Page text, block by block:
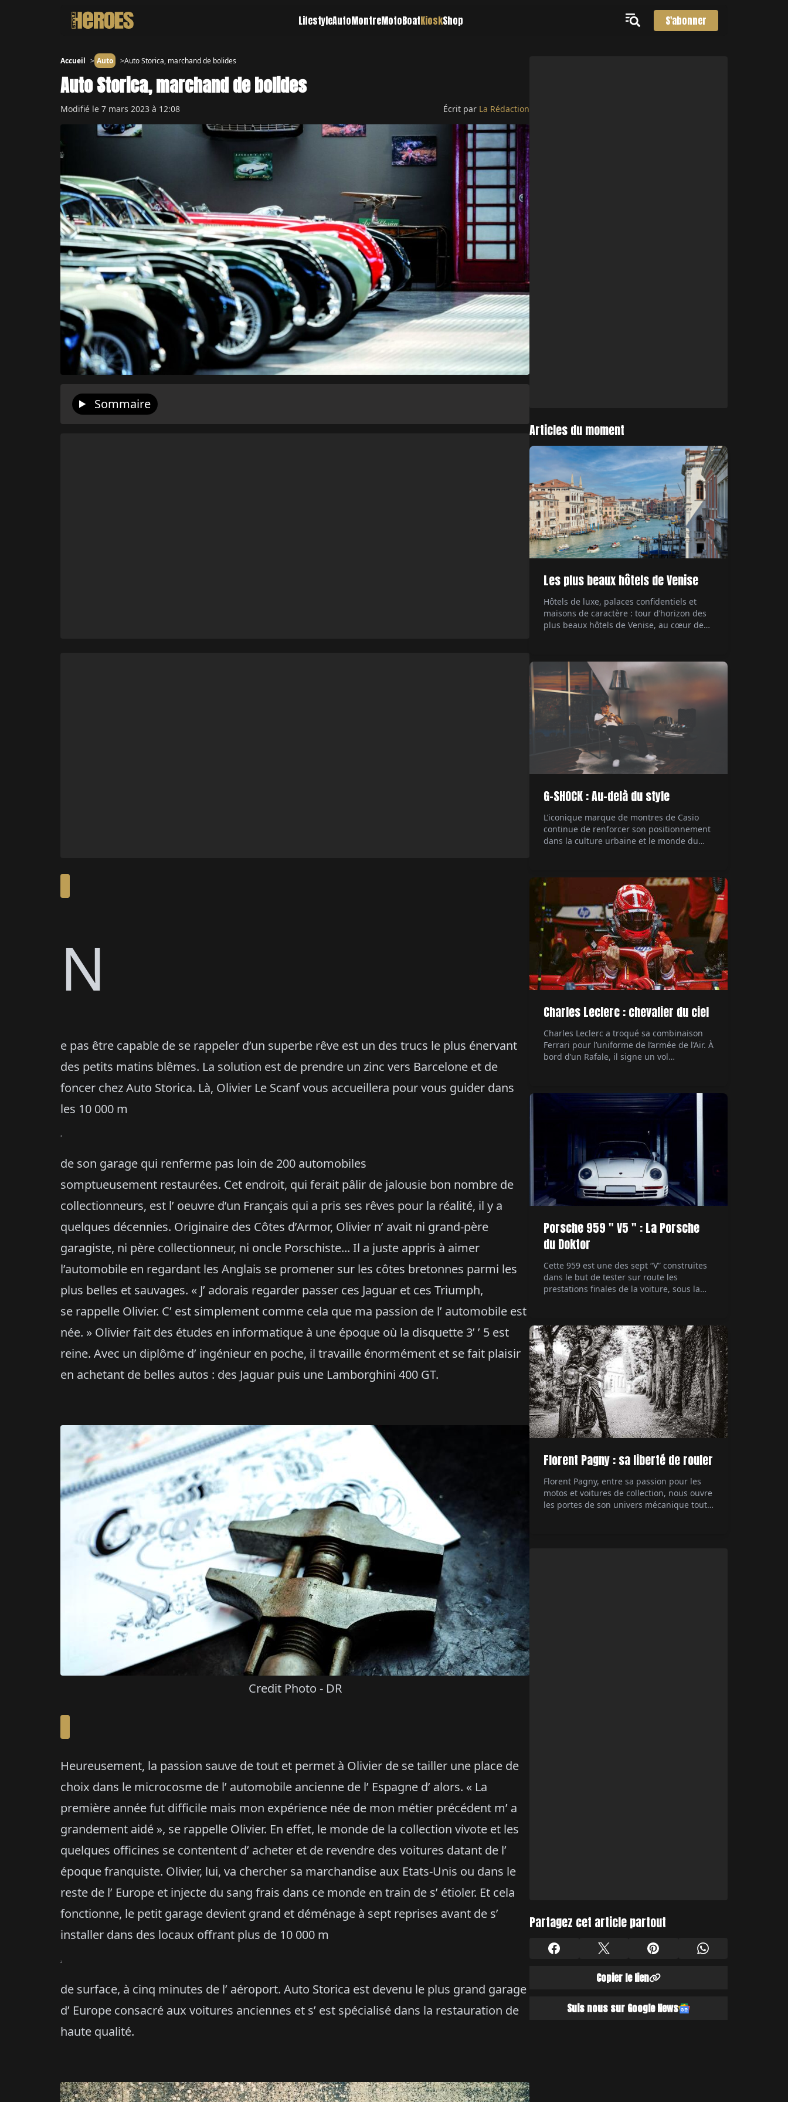
LifestyleAutoMontreMotoBoatKioskShop S'abonner
Accueil Auto Auto Storica, marchand de bolides
Auto Storica, marchand de bolides
Modifié le 7 mars 2023 à 12:08 Écrit par La Rédaction
Sommaire
N
e pas être capable de se rappeler d’un superbe rêve est un des trucs le plus énervant
des petits matins blêmes. La solution est de prendre un zinc vers Barcelone et de
foncer chez Auto Storica. Là, Olivier Le Scanf vous accueillera pour vous guider dans
les 10 000 m
2
de son garage qui renferme pas loin de 200 automobiles
somptueusement restaurées. Cet endroit, qui ferait pâlir de jalousie bon nombre de
collectionneurs, est l’ oeuvre d’un Français qui a pris ses rêves pour la réalité, il y a
quelques décennies. Originaire des Côtes d’Armor, Olivier n’ avait ni grand-père
garagiste, ni père collectionneur, ni oncle Porschiste... Il a juste appris à aimer
l’automobile en regardant les Anglais se promener sur les côtes bretonnes parmi les
plus belles et sauvages. « J’ adorais regarder passer ces Jaguar et ces Triumph,
se rappelle Olivier. C’ est simplement comme cela que ma passion de l’ automobile est
née. » Olivier fait des études en informatique à une époque où la disquette 3’ ’ 5 est
reine. Avec un diplôme d’ ingénieur en poche, il travaille énormément et se fait plaisir
en achetant de belles autos : des Jaguar puis une Lamborghini 400 GT.
Credit Photo - DR
Heureusement, la passion sauve de tout et permet à Olivier de se tailler une place de
choix dans le microcosme de l’ automobile ancienne de l’ Espagne d’ alors. « La
première année fut difficile mais mon expérience née de mon métier précédent m’ a
grandement aidé », se rappelle Olivier. En effet, le monde de la collection vivote et les
quelques officines se contentent d’ acheter et de revendre des voitures datant de l’
époque franquiste. Olivier, lui, va chercher sa marchandise aux Etats-Unis ou dans le
reste de l’ Europe et injecte du sang frais dans ce monde en train de s’ étioler. Et cela
fonctionne, le petit garage devient grand et déménage à sept reprises avant de s’
installer dans des locaux offrant plus de 10 000 m
2
de surface, à cinq minutes de l’ aéroport. Auto Storica est devenu le plus grand garage
d’ Europe consacré aux voitures anciennes et s’ est spécialisé dans la restauration de
haute qualité.
Articles du moment
Les plus beaux hôtels de Venise
Hôtels de luxe, palaces confidentiels et
maisons de caractère : tour d’horizon des
plus beaux hôtels de Venise, au cœur de
G-SHOCK : Au-delà du style
L’iconique marque de montres de Casio
continue de renforcer son positionnement
dans la culture urbaine et le monde du
la scène musicale actuelle, devient son
ambassadeur. Un mariage naturel entre
style et authenticité. Par Hubert de la
Batte.
Charles Leclerc : chevalier du ciel
Charles Leclerc a troqué sa combinaison
Ferrari pour l’uniforme de l’armée de l’Air. À
bord d’un Rafale, il signe un vol
Porsche 959 " V5 " : La Porsche
du Doktor
Cette 959 est une des sept “V” construites
dans le but de tester sur route les
prestations finales de la voiture, sous la
technologique des années 80, la 959
démontre à l'époque à quel point il est
possible de pousser à l'extrême ce dont est
capable une […]
Florent Pagny : sa liberté de rouler
Florent Pagny, entre sa passion pour les
motos et voitures de collection, nous ouvre
les portes de son univers mécanique tout
Partagez cet article partout
Copier le lien
Suis nous sur Google News